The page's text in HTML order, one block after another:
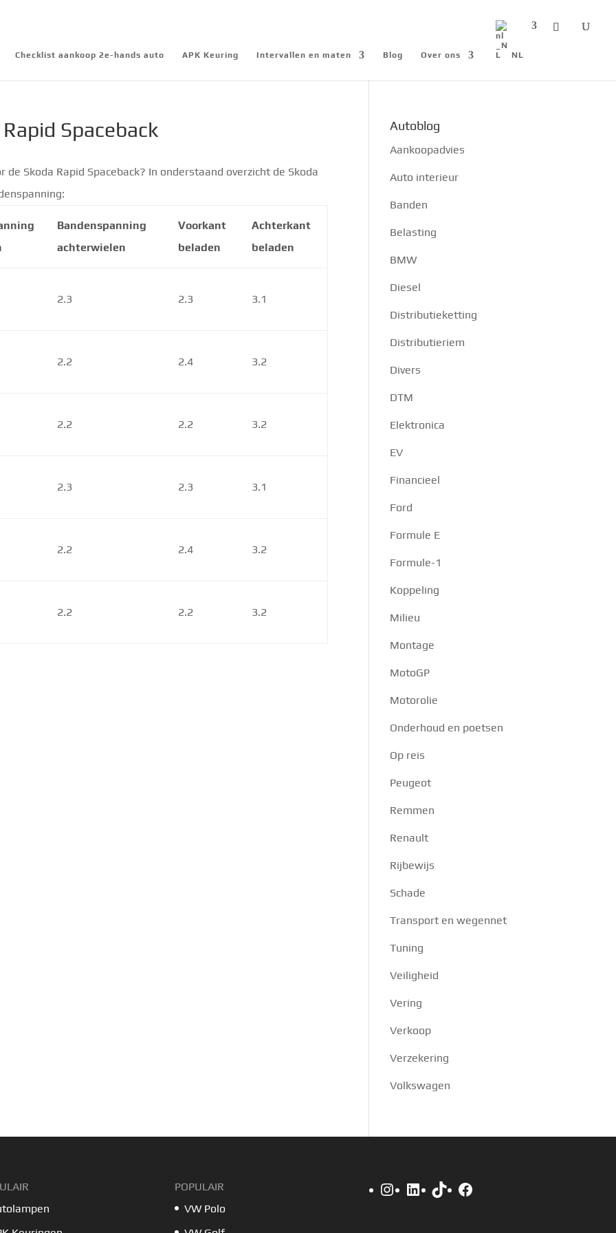
Checklist aankoop 2e-hands auto APK Keuring Intervallen en maten Blog Over ons NL
Spaceback
Skoda Rapid Spaceback? In onderstaand overzicht de Skoda
Bandenspanning
achterwielen
Voorkant
beladen
Achterkant
beladen
2.3 2.3 3.1
2.2 2.4 3.2
2.2 2.2 3.2
2.3 2.3 3.1
2.2 2.4 3.2
2.2 2.2 3.2
Autoblog
Aankoopadvies
Auto interieur
Banden
Belasting
BMW
Diesel
Distributieketting
Distributieriem
Divers
DTM
Elektronica
EV
Financieel
Ford
Formule E
Formule-1
Koppeling
Milieu
Montage
MotoGP
Motorolie
Onderhoud en poetsen
Op reis
Peugeot
Remmen
Renault
Rijbewijs
Schade
Transport en wegennet
Tuning
Veiligheid
Vering
Verkoop
Verzekering
Volkswagen
POPULAIR
VW Polo
Instagram
LinkedIn
TikTokFacebook